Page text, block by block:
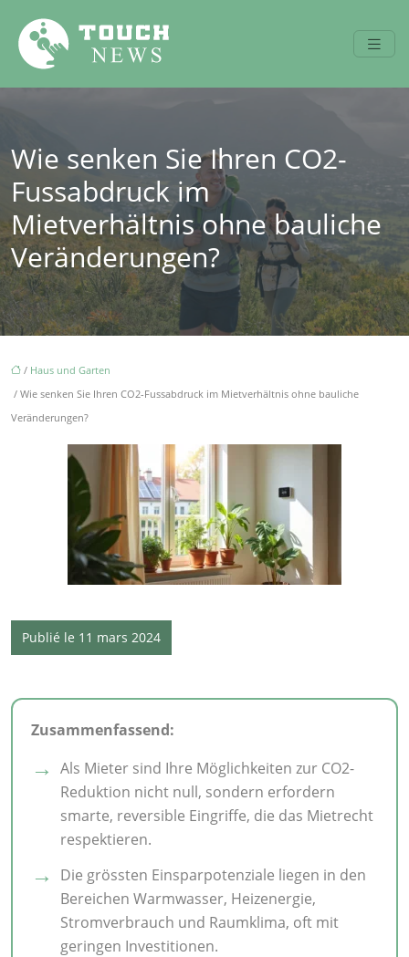
Wie senken Sie Ihren CO2-
Fussabdruck im
Mietverhältnis ohne bauliche
Veränderungen?
/ Haus und Garten
/ Wie senken Sie Ihren CO2-Fussabdruck im Mietverhältnis ohne bauliche
Veränderungen?
Publié le 11 mars 2024
Zusammenfassend:
Als Mieter sind Ihre Möglichkeiten zur CO2-
Reduktion nicht null, sondern erfordern
smarte, reversible Eingriffe, die das Mietrecht
respektieren.
Die grössten Einsparpotenziale liegen in den
Bereichen Warmwasser, Heizenergie,
Stromverbrauch und Raumklima, oft mit
geringen Investitionen.